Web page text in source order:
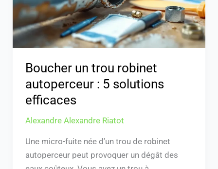
Boucher un trou robinet
autoperceur : 5 solutions
efficaces
Alexandre Alexandre Riatot
Une micro-fuite née d’un trou de robinet
autoperceur peut provoquer un dégât des
5
solutions
efficaces